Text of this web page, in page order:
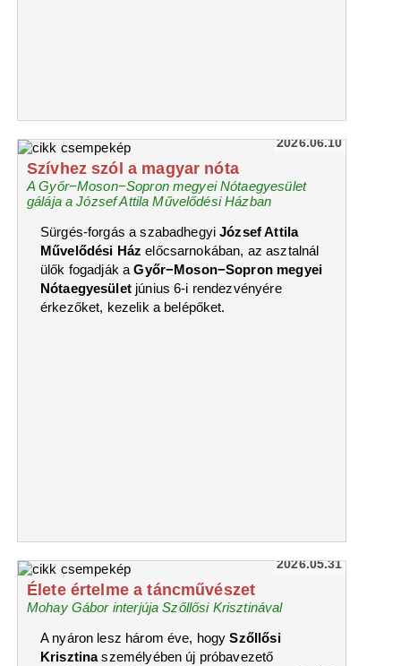
2026.06.10
Szívhez szól a magyar nóta
A Győr−Moson−Sopron megyei Nótaegyesület
gálája a József Attila Művelődési Házban
Sürgés-forgás a szabadhegyi József Attila
Művelődési Ház előcsarnokában, az asztalnál
ülők fogadják aGyőr−Moson−Sopron megyei
Nótaegyesület június 6-i rendezvényére
érkezőket, kezelik a belépőket.
2026.05.31
Élete értelme a táncművészet
Mohay Gábor interjúja Szőllősi Krisztinával
A nyáron lesz három éve, hogy Szőllősi
Krisztinaszemélyében új próbavezető